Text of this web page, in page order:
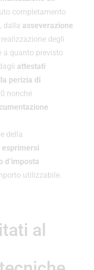
completamento
dalla asseverazione
degli
a quanto previsto
attestati
perizia di
nonché
della
esprimersi
d’imposta
utilizzabile.
al